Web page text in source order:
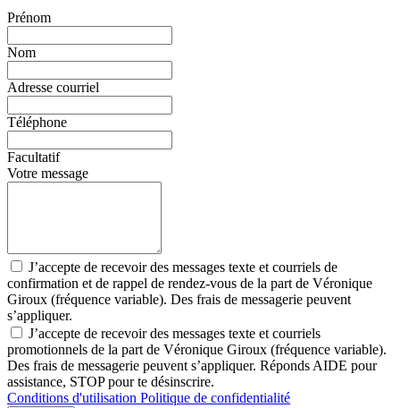
Prénom
Nom
Adresse courriel
Téléphone
Facultatif
Votre message
J’accepte de recevoir des messages texte et courriels de
confirmation et de rappel de rendez-vous de la part de Véronique
Giroux (fréquence variable). Des frais de messagerie peuvent
s’appliquer.
J’accepte de recevoir des messages texte et courriels
promotionnels de la part de Véronique Giroux (fréquence variable).
Des frais de messagerie peuvent s’appliquer. Réponds AIDE pour
assistance, STOP pour te désinscrire.
Conditions d'utilisation Politique de confidentialité